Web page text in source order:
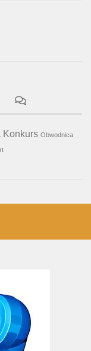
Konkurs Obwodnica